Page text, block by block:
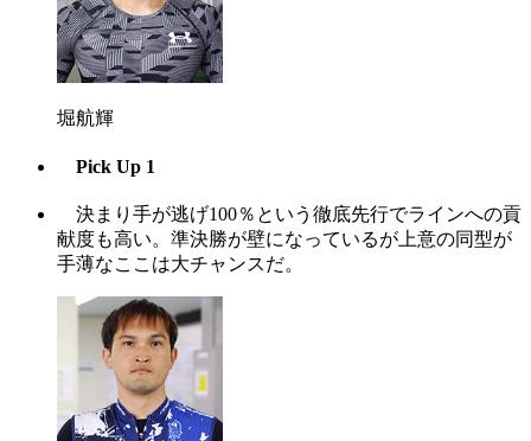
堀航輝
Pick Up 1
決まり手が逃げ100％という徹底先行でラインへの貢
献度も高い。準決勝が壁になっているが上意の同型が
手薄なここは大チャンスだ。